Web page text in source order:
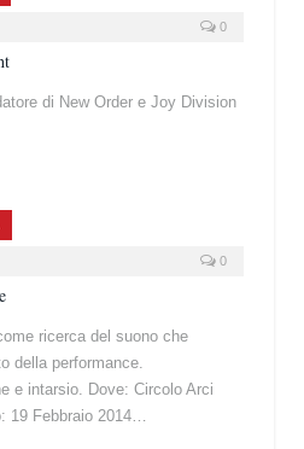
0
di New Order e Joy Division
0
ricerca del suono che
della performance.
e intarsio. Dove: Circolo Arci
19 Febbraio 2014…